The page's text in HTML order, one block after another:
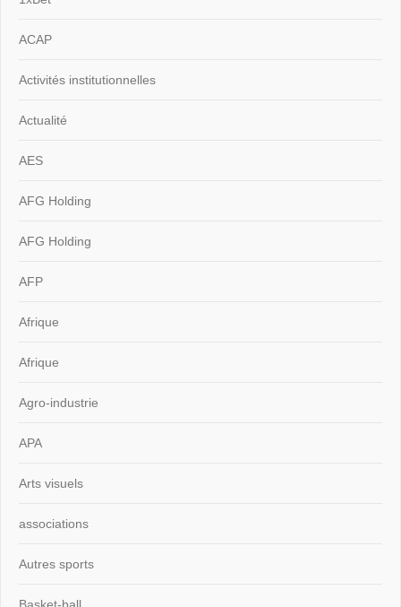
ACAP
Activités institutionnelles
Actualité
AES
AFG Holding
AFG Holding
AFP
Afrique
Afrique
Agro-industrie
APA
Arts visuels
associations
Autres sports
Basket-ball